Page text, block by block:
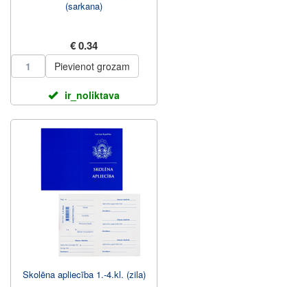
(sarkana)
€ 0.34
Pievienot grozam
ir_noliktava
Skolēna apliecība 1.-4.kl. (zila)